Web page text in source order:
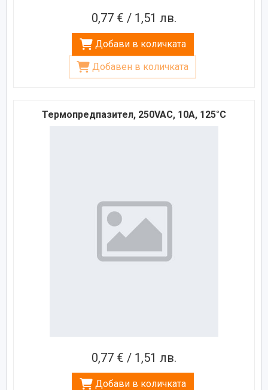
0,77 € / 1,51 лв.
Добави в количката
Добавен в количката
Термопредпазител, 250VAC, 10A, 125°C
0,77 € / 1,51 лв.
Добави в количката